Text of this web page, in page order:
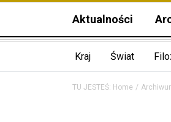
Aktualności
Kraj Świat
TU JESTEŚ: Home